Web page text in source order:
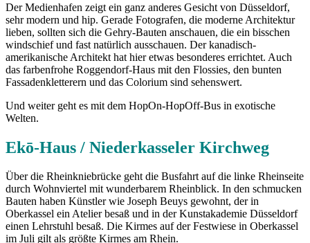
Der Medienhafen zeigt ein ganz anderes Gesicht von Düsseldorf,
sehr modern und hip. Gerade Fotografen, die moderne Architektur
lieben, sollten sich die Gehry-Bauten anschauen, die ein bisschen
windschief und fast natürlich ausschauen. Der kanadisch-
amerikanische Architekt hat hier etwas besonderes errichtet. Auch
das farbenfrohe Roggendorf-Haus mit den Flossies, den bunten
Fassadenkletterern und das Colorium sind sehenswert.
Und weiter geht es mit dem HopOn-HopOff-Bus in exotische
Welten.
Ekō-Haus / Niederkasseler Kirchweg
Über die Rheinkniebrücke geht die Busfahrt auf die linke Rheinseite
durch Wohnviertel mit wunderbarem Rheinblick. In den schmucken
Bauten haben Künstler wie Joseph Beuys gewohnt, der in
Oberkassel ein Atelier besaß und in der Kunstakademie Düsseldorf
einen Lehrstuhl besaß. Die Kirmes auf der Festwiese in Oberkassel
im Juli gilt als größte Kirmes am Rhein.